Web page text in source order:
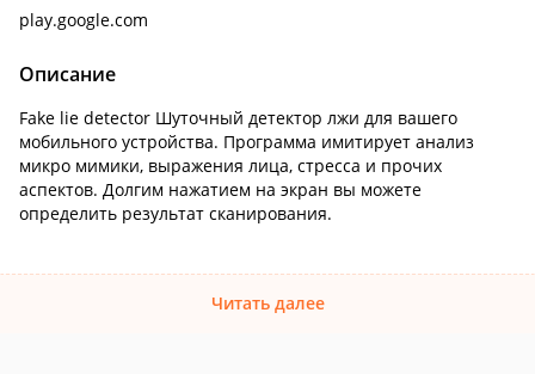
play.google.com
Описание
Fake lie detector Шуточный детектор лжи для вашего
мобильного устройства. Программа имитирует анализ
микро мимики, выражения лица, стресса и прочих
аспектов. Долгим нажатием на экран вы можете
определить результат сканирования.
Читать далее